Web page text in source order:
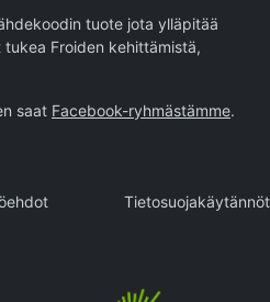
tuote jota ylläpitää
tukea Froiden kehittämistä,
saat Facebook-ryhmästämme.
Tietosuojakäytännöt